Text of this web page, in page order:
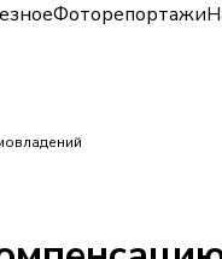
Фоторепортажи